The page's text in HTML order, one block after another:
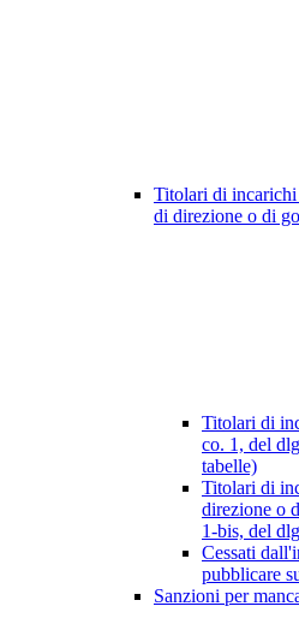
Titolari di
di direzione o di
Titolari di
co. 1, del
tabelle)
Titolari di
direzione o
1-bis, del
Cessati
pubblicare
Sanzioni per